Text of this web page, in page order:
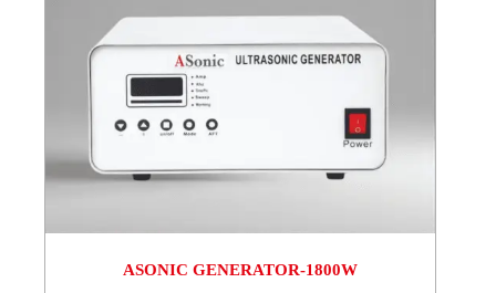
ASONIC GENERATOR-1800W